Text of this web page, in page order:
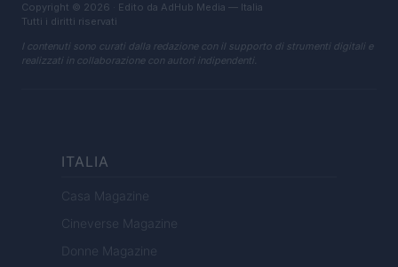
Copyright © 2026 · Edito da AdHub Media — Italia
Tutti i diritti riservati
I contenuti sono curati dalla redazione con il supporto di strumenti digitali e
realizzati in collaborazione con autori indipendenti.
ITALIA
Casa Magazine
Cineverse Magazine
Donne Magazine